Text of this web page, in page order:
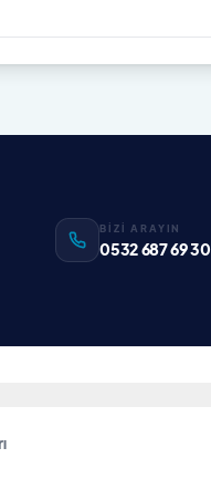
BİZİ ARAYIN
0532 687 69 30